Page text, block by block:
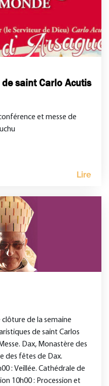
saint Carlo Acutis
et messe de
Lire
de la semaine
de saint Carlos
Dax, Monastère des
des fêtes de Dax.
: Veillée. Cathédrale de
10h00 : Procession et